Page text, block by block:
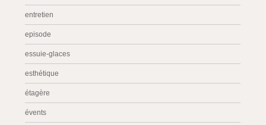
entretien
episode
essuie-glaces
esthétique
étagère
évents